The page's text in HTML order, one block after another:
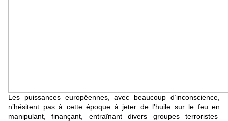
Les puissances européennes, avec beaucoup d’inconscience,
n’hésitent pas à cette époque à jeter de l’huile sur le feu en
manipulant, finançant, entraînant divers groupes terroristes